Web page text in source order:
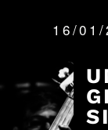
16/01/